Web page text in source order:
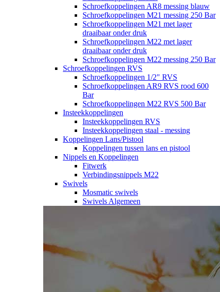
Schroefkoppelingen AR8 messing blauw
Schroefkoppelingen M21 messing 250 Bar
Schroefkoppelingen M21 met lager
draaibaar onder druk
Schroefkoppelingen M22 met lager
draaibaar onder druk
Schroefkoppelingen M22 messing 250 Bar
Schroefkoppelingen RVS
Schroefkoppelingen 1/2" RVS
Schroefkoppelingen AR9 RVS rood 600
Bar
Schroefkoppelingen M22 RVS 500 Bar
Insteekkoppelingen
Insteekkoppelingen RVS
Insteekkoppelingen staal - messing
Koppelingen Lans/Pistool
Koppelingen tussen lans en pistool
Nippels en Koppelingen
Fitwerk
Verbindingsnippels M22
Swivels
Mosmatic swivels
Swivels Algemeen